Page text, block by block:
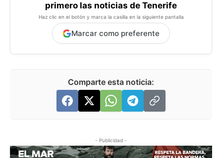
primero las noticias de Tenerife
Haz clic en el botón y marca la casilla en la siguiente pantalla
Marcar como preferente
Comparte esta noticia:
- Publicidad -